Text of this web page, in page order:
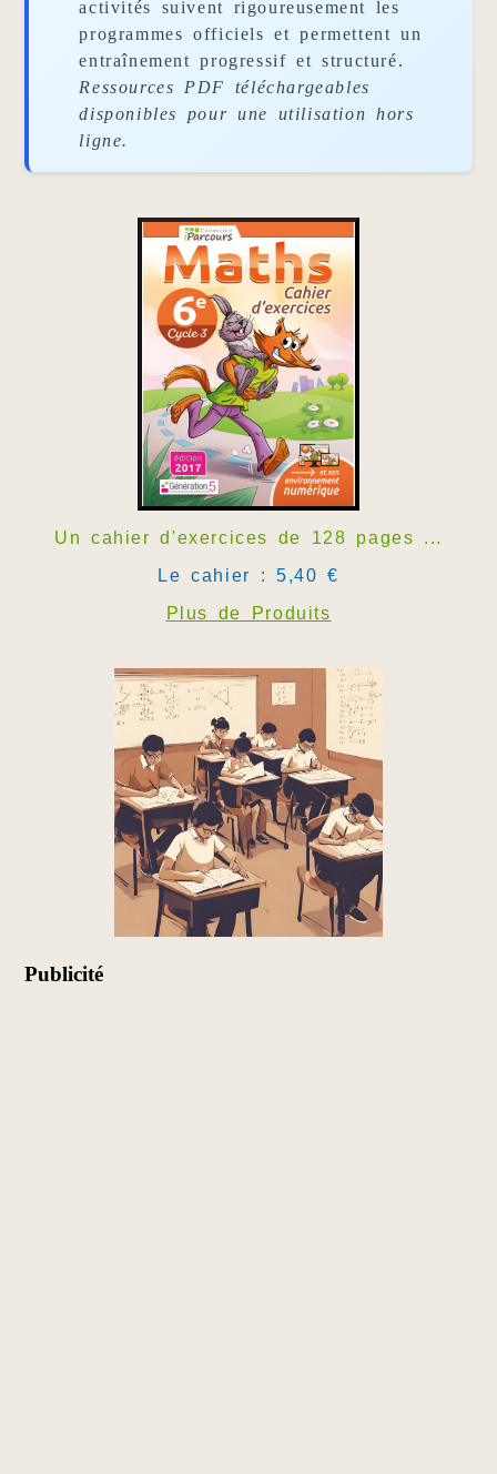
activités suivent rigoureusement les
programmes officiels et permettent un
entraînement progressif et structuré.
Ressources PDF téléchargeables
disponibles pour une utilisation hors
ligne.
Un cahier d'exercices de 128 pages ...
Le cahier : 5,40 €
Plus de Produits
Publicité